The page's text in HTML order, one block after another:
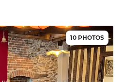
10 PHOTOS